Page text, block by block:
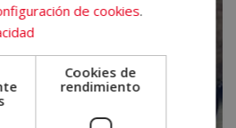
de cookies.
Cookies de
rendimiento